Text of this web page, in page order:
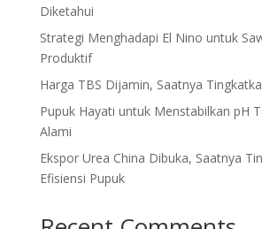
Diketahui
Strategi Menghadapi El Nino untuk
Produktif
Harga TBS Dijamin, Saatnya
Pupuk Hayati untuk Menstabilkan pH
Alami
Ekspor Urea China Dibuka, Saatnya
Efisiensi Pupuk